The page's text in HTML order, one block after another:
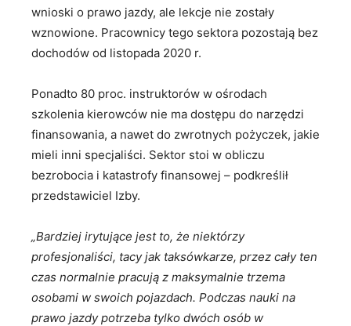
wnioski o prawo jazdy, ale lekcje nie zostały
wznowione. Pracownicy tego sektora pozostają bez
dochodów od listopada 2020 r.
Ponadto 80 proc. instruktorów w ośrodach
szkolenia kierowców nie ma dostępu do narzędzi
finansowania, a nawet do zwrotnych pożyczek, jakie
mieli inni specjaliści. Sektor stoi w obliczu
bezrobocia i katastrofy finansowej – podkreślił
przedstawiciel Izby.
„Bardziej irytujące jest to, że niektórzy
profesjonaliści, tacy jak taksówkarze, przez cały ten
czas normalnie pracują z maksymalnie trzema
osobami w swoich pojazdach. Podczas nauki na
prawo jazdy potrzeba tylko dwóch osób w